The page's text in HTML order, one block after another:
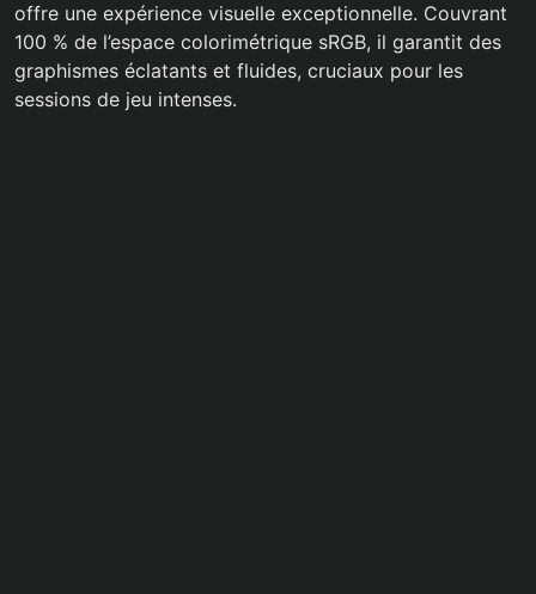
offre une expérience visuelle exceptionnelle. Couvrant
100 % de l’espace colorimétrique sRGB, il garantit des
graphismes éclatants et fluides, cruciaux pour les
sessions de jeu intenses.